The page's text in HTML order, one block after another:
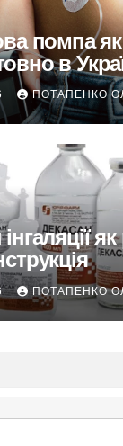
помпа
в
ПОТАПЕНКО
ПОТАПЕНКО